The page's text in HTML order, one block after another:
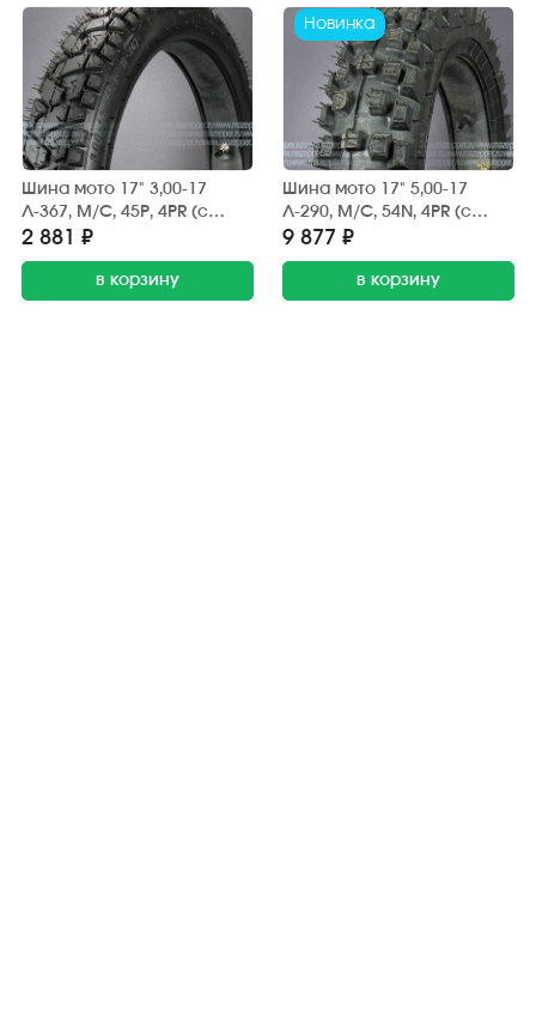
Шина мото 17" 3,00-17
Л-367, M/C, 45P, 4PR (с
камерой) "ПЕТРОШИНА"
2 881 ₽
в корзину
Новинка
Шина мото 17" 5,00-17
Л-290, M/C, 54N, 4PR (с
камерой) "ПЕТРОШИНА"
9 877 ₽
в корзину